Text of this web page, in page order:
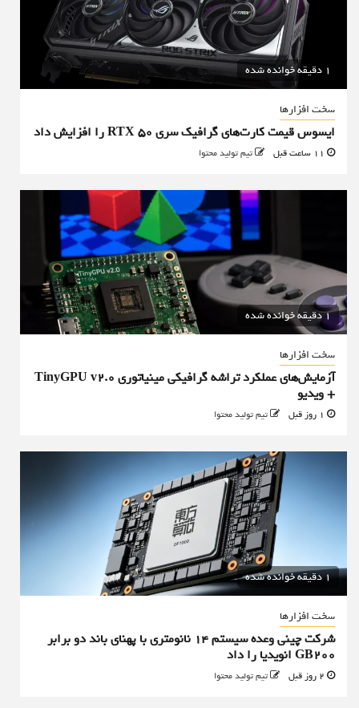
1 دقیقه خوانده شده
سخت افزارها
ایسوس قیمت کارت‌های گرافیک سری RTX 50 را افزایش داد
تیم تولید محتوا
1 دقیقه خوانده شده
سخت افزارها
آزمایش‌های عملکرد تراشه گرافیکی مینیاتوری TinyGPU v2.0
+ ویدیو
تیم تولید محتوا
1 دقیقه خوانده شده
سخت افزارها
شرکت چینی وعده سیستم ۱۴ نانومتری با پهنای باند دو برابر
GB200 انویدیا را داد
تیم تولید محتوا